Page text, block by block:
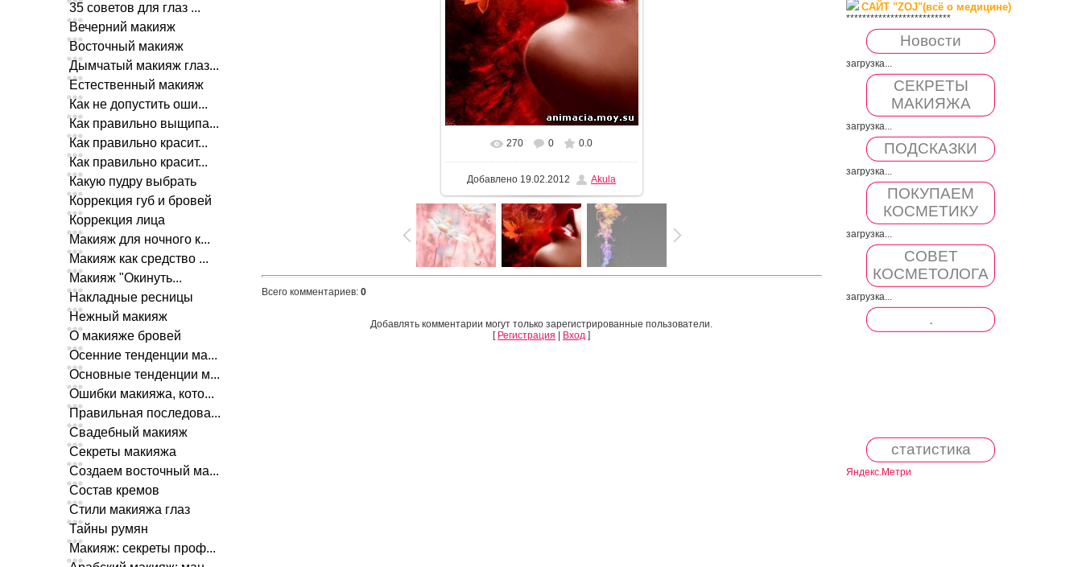
35 советов для глаз ...
Вечерний макияж
Восточный макияж
Дымчатый макияж глаз...
Естественный макияж
Как не допустить оши...
Как правильно выщипа...
Как правильно красит...
Как правильно красит...
Какую пудру выбрать
Коррекция губ и бровей
Коррекция лица
Макияж для ночного к...
Макияж как средство ...
Макияж "Окинуть...
Накладные ресницы
Нежный макияж
О макияже бровей
Осенние тенденции ма...
Основные тенденции м...
Ошибки макияжа, кото...
Правильная последова...
Свадебный макияж
Секреты макияжа
Создаем восточный ма...
Состав кремов
Стили макияжа глаз
Тайны румян
Макияж: секреты проф...
270 0 0.0
Добавлено 19.02.2012 Akula
Всего комментариев: 0
Добавлять комментарии могут только зарегистрированные пользователи.
[ Регистрация Вход ]
САЙТ "ZOJ"(всё о медицине)
**************************
Новости
загрузка...
СЕКРЕТЫ
МАКИЯЖА
загрузка...
ПОДСКАЗКИ
загрузка...
ПОКУПАЕМ
КОСМЕТИКУ
загрузка...
СОВЕТ
КОСМЕТОЛОГА
загрузка...
.
статистика